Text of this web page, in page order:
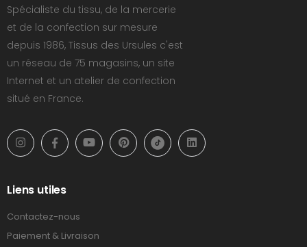
Spécialiste du tissu, de la mercerie
et de la confection sur mesure
depuis 1986, Tissus des Ursules c'est
un réseau de 75 magasins, un site
Internet et un atelier de confection
situé en France.
Liens utiles
Contactez-nous
Paiement & Livraison